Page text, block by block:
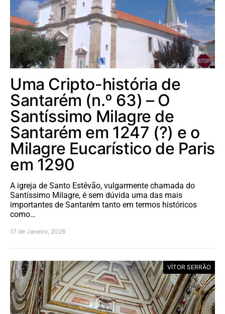
Uma Cripto-história de
Santarém (n.º 63) – O
Santíssimo Milagre de
Santarém em 1247 (?) e o
Milagre Eucarístico de Paris
em 1290
A igreja de Santo Estêvão, vulgarmente chamada do
Santíssimo Milagre, é sem dúvida uma das mais
importantes de Santarém tanto em termos históricos
como…
17 de Janeiro, 2026
VÍTOR SERRÃO